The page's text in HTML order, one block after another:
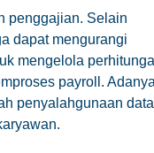
penggajian. Selain
dapat mengurangi
mengelola
payroll. Adanya
penyalahgunaan